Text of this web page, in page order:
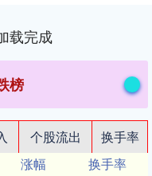
载完成
榜
个股流出
换手率
涨幅
换手率